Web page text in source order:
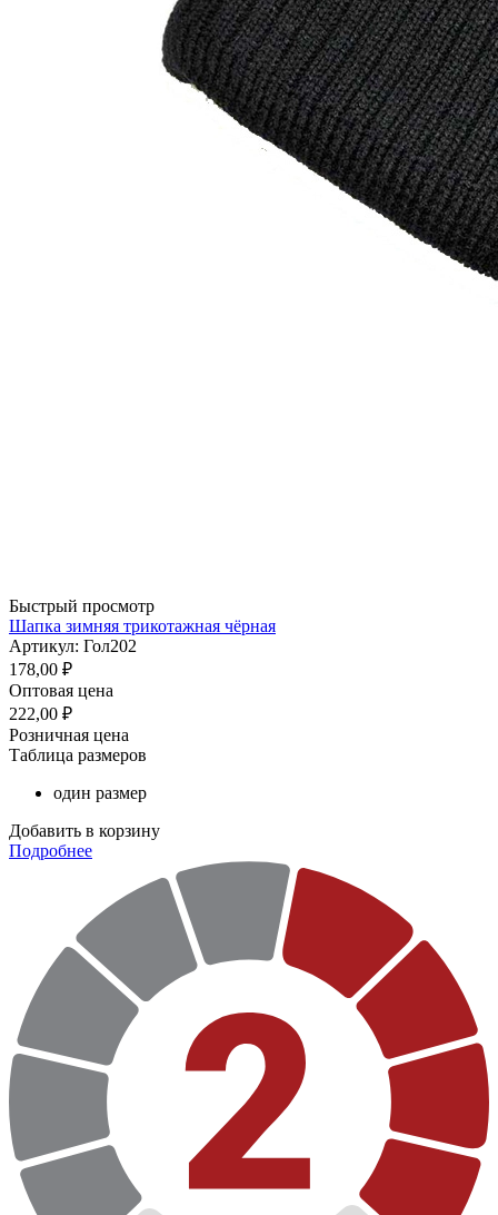
Быстрый просмотр
Шапка зимняя трикотажная чёрная
Артикул: Гол202
178,00 ₽
Оптовая цена
222,00 ₽
Розничная цена
Таблица размеров
один размер
Добавить в корзину
Подробнее